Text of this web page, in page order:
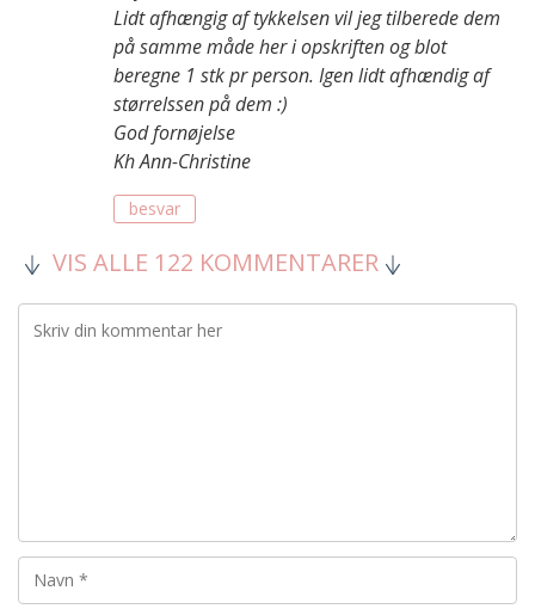
Lidt afhængig af tykkelsen vil jeg tilberede dem
på samme måde her i opskriften og blot
beregne 1 stk pr person. Igen lidt afhændig af
størrelssen på dem :)
God fornøjelse
Kh Ann-Christine
besvar
VIS ALLE 122 KOMMENTARER